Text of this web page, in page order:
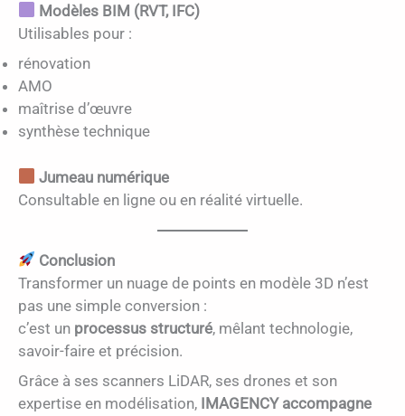
Modèles BIM (RVT, IFC)
Utilisables pour :
rénovation
AMO
maîtrise d’œuvre
synthèse technique
Jumeau numérique
Consultable en ligne ou en réalité virtuelle.
Conclusion
Transformer un nuage de points en modèle 3D n’est
pas une simple conversion :
c’est un processus structuré, mêlant technologie,
savoir-faire et précision.
Grâce à ses scanners LiDAR, ses drones et son
expertise en modélisation, IMAGENCY accompagne